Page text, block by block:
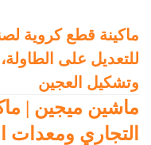
للتعديل على
وتشكيل العجين
ماشين ميجين |
التجاري ومعدات